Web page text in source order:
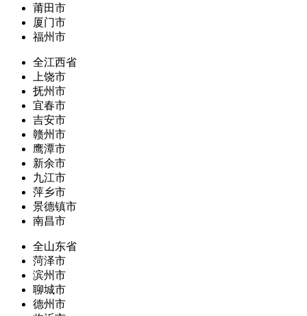
莆田市
厦门市
福州市
全江西省
上饶市
抚州市
宜春市
吉安市
赣州市
鹰潭市
新余市
九江市
萍乡市
景德镇市
南昌市
全山东省
菏泽市
滨州市
聊城市
德州市